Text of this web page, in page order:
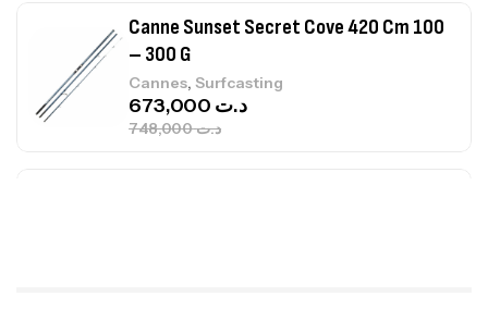
Canne Jigging Sunset Massive Attack
1.83m 120/250gr 30kg
Cannes,Jigging